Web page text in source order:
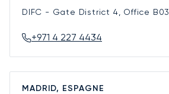
DIFC - Gate District 4, Office B03
+971 4 227 4434
MADRID, ESPAGNE